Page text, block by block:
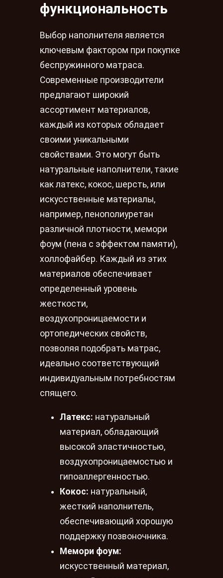
функциональность
Выбор наполнителя является
ключевым фактором при покупке
беспружинного матраса.
Современные производители
предлагают широкий
ассортимент материалов,
каждый из которых обладает
своими уникальными
свойствами. Это могут быть
натуральные наполнители, такие
как латекс, кокос, шерсть, или
искусственные материалы,
например, пенополиуретан
различной плотности, мемори
фоум (пена с эффектом памяти),
холлофайбер. Каждый из этих
материалов обеспечивает
определенный уровень
жесткости,
воздухопроницаемости и
ортопедических свойств,
позволяя подобрать матрас,
идеально соответствующий
индивидуальным потребностям
спящего.
Латекс: натуральный
материал, обладающий
высокой эластичностью,
воздухопроницаемостью и
гипоаллергенностью.
Кокос: натуральный,
жесткий наполнитель,
обеспечивающий хорошую
поддержку позвоночника.
Мемори фоум:
искусственный материал,